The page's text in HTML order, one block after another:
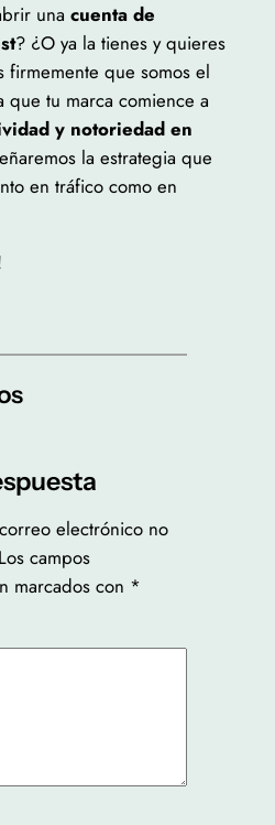
una cuenta de
? ¿O ya la tienes y quieres
firmemente que somos el
tu marca comience a
y notoriedad en
la estrategia que
en tráfico como en
electrónico no
Los campos
marcados con *